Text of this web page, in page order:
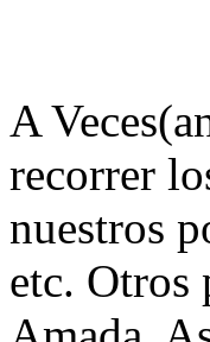
A
recorrer
nuestros
etc. Otros